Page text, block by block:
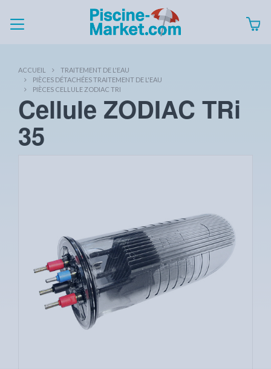
ACCUEIL
TRAITEMENT DE L'EAU
PIÈCES DÉTACHÉES TRAITEMENT DE L'EAU
PIÈCES CELLULE ZODIAC TRI
Cellule ZODIAC TRi
35